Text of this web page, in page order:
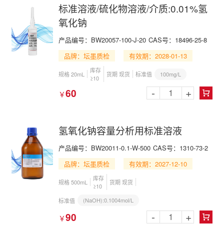
标准溶液/硫化物溶液/介质:0.01%氢
氧化钠
产品编号：BW20057-100-J-20 CAS号：18496-25-8
品牌：坛墨质检
有效期：2028-01-13
规格 20mL
库存
≥10
货期 现货 标准值 100mg/L
￥60 
- +
氢氧化钠容量分析用标准溶液
产品编号：BW20011-0.1-W-500 CAS号：1310-73-2
品牌：坛墨质检
有效期：2027-12-10
规格 500mL
库存
≥10
货期 现货
标准值 (NaOH):0.1004mol/L
￥90 
- +